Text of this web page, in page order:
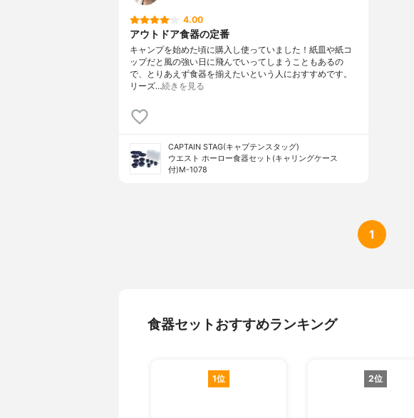
4.00
アウトドア食器の定番
キャンプを始めた頃に購入し使っていました！紙皿や紙コ
ップだと風の強い日に飛んでいってしまうこともあるの
で、とりあえず食器を揃えたいという人におすすめです。
リーズ…続きを見る
CAPTAIN STAG(キャプテンスタッグ)
ウエスト ホーロー食器セット(キャリングケース
付)M-1078
1
食器セットおすすめランキング
1位 2位